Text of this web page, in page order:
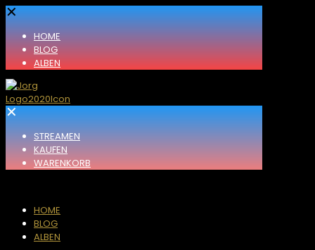
✕
HOME
BLOG
ALBEN
✕
STREAMEN
KAUFEN
WARENKORB
HOME
BLOG
ALBEN